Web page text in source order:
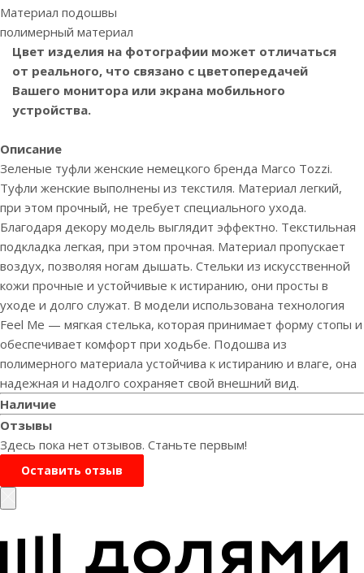
Материал подошвы
полимерный материал
Цвет изделия на фотографии может отличаться
от реального, что связано с цветопередачей
Вашего монитора или экрана мобильного
устройства.
Описание
Зеленые туфли женские немецкого бренда Marco Tozzi.
Туфли женские выполнены из текстиля. Материал легкий,
при этом прочный, не требует специального ухода.
Благодаря декору модель выглядит эффектно. Текстильная
подкладка легкая, при этом прочная. Материал пропускает
воздух, позволяя ногам дышать. Стельки из искусственной
кожи прочные и устойчивые к истиранию, они просты в
уходе и долго служат. В модели использована технология
Feel Me — мягкая стелька, которая принимает форму стопы и
обеспечивает комфорт при ходьбе. Подошва из
полимерного материала устойчива к истиранию и влаге, она
надежная и надолго сохраняет свой внешний вид.
Наличие
Отзывы
Здесь пока нет отзывов. Станьте первым!
Оставить отзыв